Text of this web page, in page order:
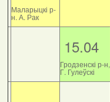
Маларыцкі р-
н. А. Рак
15.04
Гродзенскі р-н,
Г. Гулеўскі